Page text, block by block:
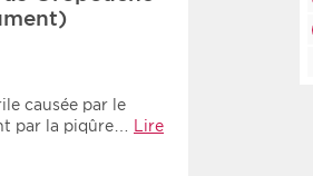
causée par le
par la piqûre…
Lire